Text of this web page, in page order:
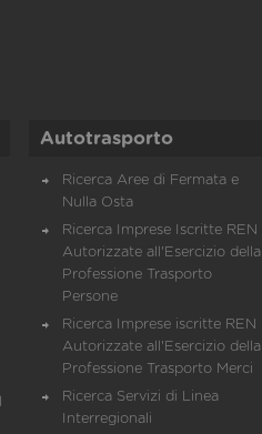
Autotrasporto
Ricerca Aree di Fermata e
Nulla Osta
Ricerca Imprese Iscritte REN
Autorizzate all'Esercizio della
Professione Trasporto
Persone
Ricerca Imprese iscritte REN
Autorizzate all'Esercizio della
Professione Trasporto Merci
Ricerca Servizi di Linea
Interregionali